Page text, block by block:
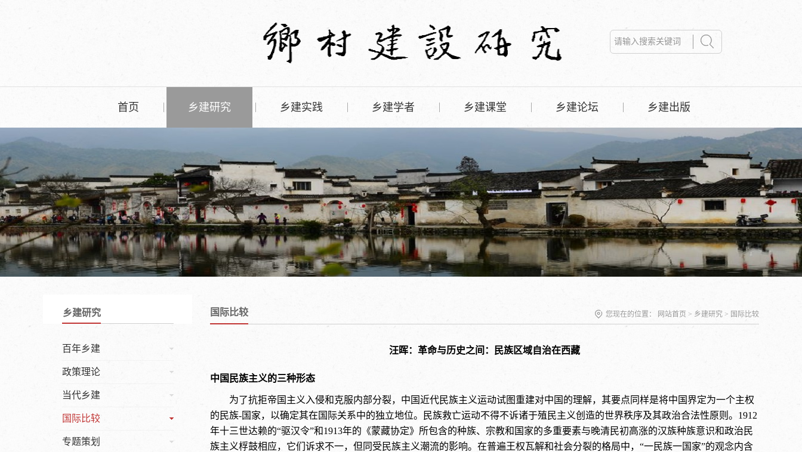
首页 乡建研究 乡建实践 乡建学者 乡建课堂 乡建论坛 乡建出版
乡建研究
百年乡建
政策理论
当代乡建
国际比较
专题策划
国际比较 您现在的位置： 网站首页 > 乡建研究 > 国际比较
汪晖：革命与历史之间：民族区域自治在西藏
中国民族主义的三种形态
为了抗拒帝国主义入侵和克服内部分裂，中国近代民族主义运动试图重建对中国的理解，其要点同样是将中国界定为一个主权
的民族-国家，以确定其在国际关系中的独立地位。民族救亡运动不得不诉诸于殖民主义创造的世界秩序及其政治合法性原则。1912
年十三世达赖的“驱汉令”和1913年的《蒙藏协定》所包含的种族、宗教和国家的多重要素与晚清民初高涨的汉族种族意识和政治民
族主义桴鼓相应，它们诉求不一，但同受民族主义潮流的影响。在普遍王权瓦解和社会分裂的格局中，“一民族一国家”的观念内含